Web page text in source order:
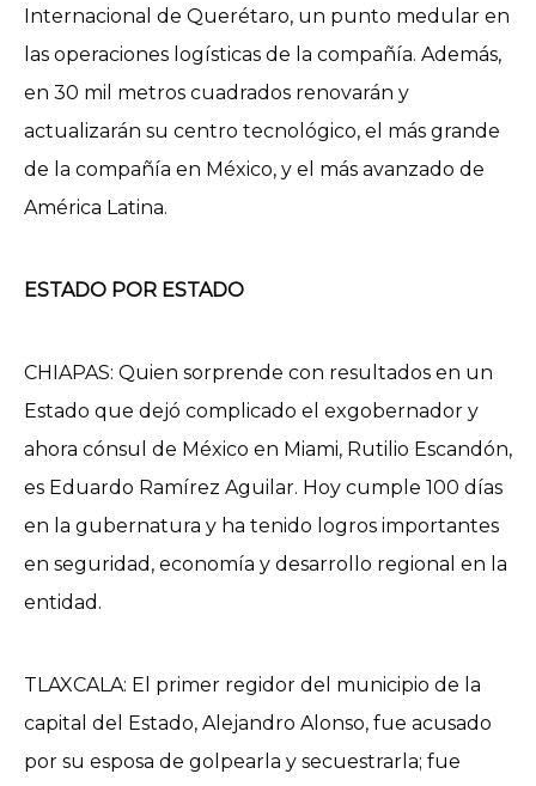
Internacional de Querétaro, un punto medular en
las operaciones logísticas de la compañía. Además,
en 30 mil metros cuadrados renovarán y
actualizarán su centro tecnológico, el más grande
de la compañía en México, y el más avanzado de
América Latina.
ESTADO POR ESTADO
CHIAPAS: Quien sorprende con resultados en un
Estado que dejó complicado el exgobernador y
ahora cónsul de México en Miami, Rutilio Escandón,
es Eduardo Ramírez Aguilar. Hoy cumple 100 días
en la gubernatura y ha tenido logros importantes
en seguridad, economía y desarrollo regional en la
entidad.
TLAXCALA: El primer regidor del municipio de la
capital del Estado, Alejandro Alonso, fue acusado
por su esposa de golpearla y secuestrarla; fue